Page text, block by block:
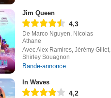
Jim Queen
4,3
De Marco Nguyen, Nicolas
Athane
Avec Alex Ramires, Jérémy Gillet,
Shirley Souagnon
Bande-annonce
In Waves
4,2